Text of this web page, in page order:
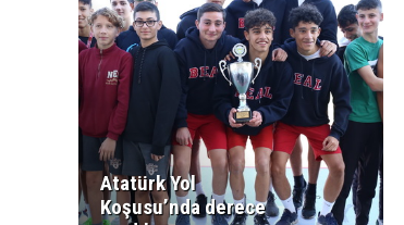
Atatürk Yol
Koşusu’nda derece